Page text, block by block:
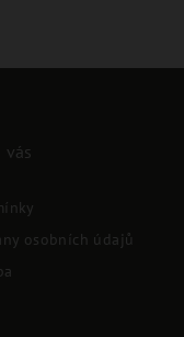
osobních údajů